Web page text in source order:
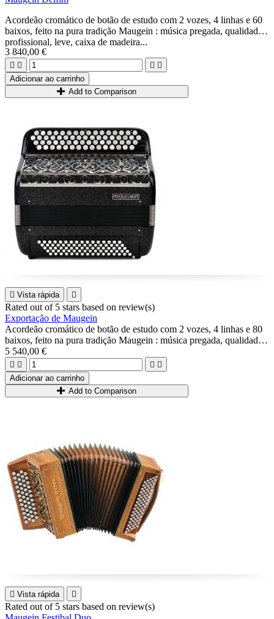
Acordeão cromático de botão de estudo com 2 vozes, 4 linhas e 60
baixos, feito na pura tradição Maugein : música pregada, qualidade
profissional, leve, caixa de madeira...
Possibilidade 3+3 ou 2+4.
Ideal para iniciantes e jogadores intermediários.
3 840,00 €
   
Adicionar ao carrinho
Add to Comparison
 Vista rápida 
Rated out of 5 stars based on review(s)
Exportação de Maugein
Acordeão cromático de botão de estudo com 2 vozes, 4 linhas e 80
baixos, feito na pura tradição Maugein : música pregada, qualidade
profissional, leve, caixa de madeira...
Possibilidade 3+3 ou 2+4.
Ideal para iniciantes e jogadores intermediários.
5 540,00 €
   
Adicionar ao carrinho
Add to Comparison
 Vista rápida 
Rated out of 5 stars based on review(s)